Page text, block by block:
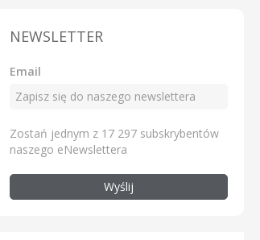
NEWSLETTER
Email
Zostań jednym z 17 297 subskrybentów
naszego eNewslettera
Wyślij